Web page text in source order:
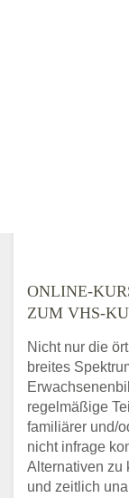
ONLINE-
ZUM VHS-
Nicht nur die
breites
regelmäßige
familiärer und/
nicht infrage
Alternativen zu
und zeitlich